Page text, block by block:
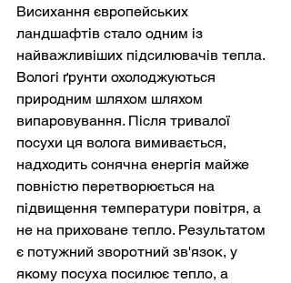
Висихання європейських
ландшафтів стало одним із
найважливіших підсилювачів тепла.
Вологі ґрунти охолоджуються
природним шляхом шляхом
випаровування. Після тривалої
посухи ця волога вимивається,
надходить сонячна енергія майже
повністю перетворюється на
підвищення температури повітря, а
не на приховане тепло. Результатом
є потужний зворотний зв'язок, у
якому посуха посилює тепло, а